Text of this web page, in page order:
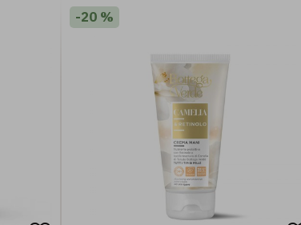
-20 %